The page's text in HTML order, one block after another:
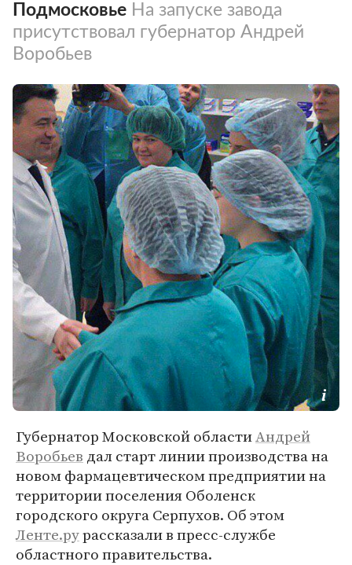
Подмосковье На запуске завода
присутствовал губернатор Андрей
Воробьев
Губернатор Московской областиАндрей
Воробьев дал старт линии производства на
новом фармацевтическом предприятии на
территории поселения Оболенск
городского округа Серпухов. Об этом
Ленте.рурассказали в пресс-службе
областного правительства.